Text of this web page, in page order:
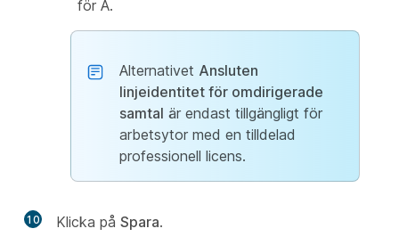
för A.
Alternativet Ansluten
linjeidentitet för omdirigerade
samtal är endast tillgängligt för
arbetsytor med en tilldelad
professionell licens.
10 Klicka på Spara.